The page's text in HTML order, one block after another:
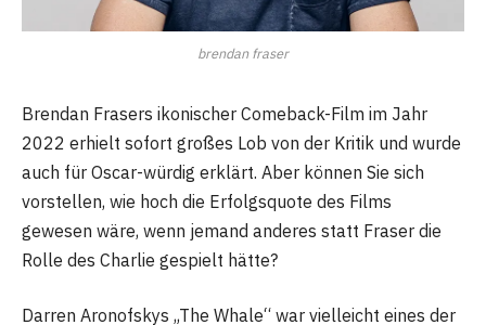
brendan fraser
Brendan Frasers ikonischer Comeback-Film im Jahr
2022 erhielt sofort großes Lob von der Kritik und wurde
auch für Oscar-würdig erklärt. Aber können Sie sich
vorstellen, wie hoch die Erfolgsquote des Films
gewesen wäre, wenn jemand anderes statt Fraser die
Rolle des Charlie gespielt hätte?
Darren Aronofskys „The Whale“ war vielleicht eines der